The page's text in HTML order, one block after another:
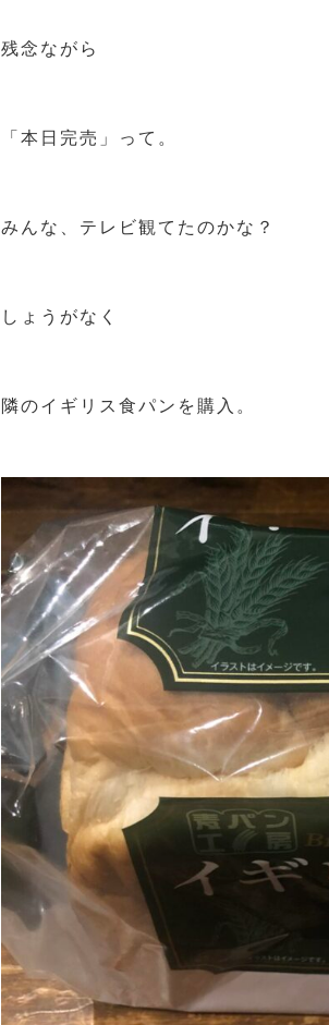
残念ながら
「本日完売」って。
みんな、テレビ観てたのかな？
しょうがなく
隣のイギリス食パンを購入。